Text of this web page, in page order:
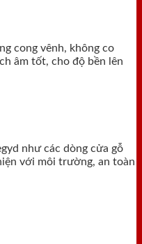
cong vênh, không co
âm tốt, cho độ bền lên
như các dòng cửa gỗ
với môi trường, an toàn